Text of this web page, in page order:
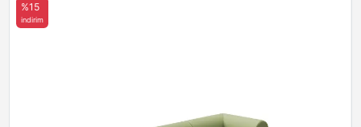
%15
indirim